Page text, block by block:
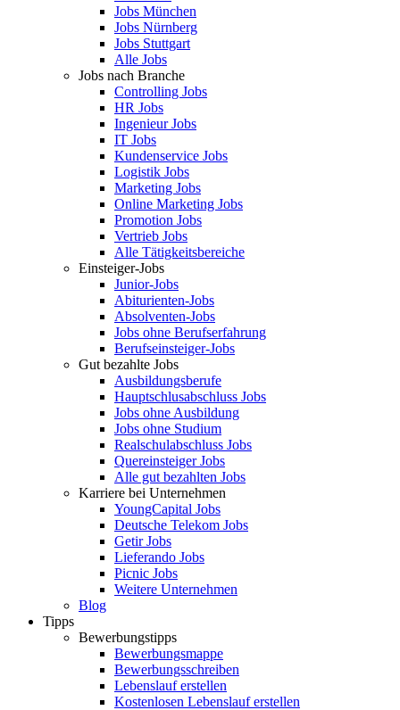
Jobs München
Jobs Nürnberg
Jobs Stuttgart
Alle Jobs
Jobs nach Branche
Controlling Jobs
HR Jobs
Ingenieur Jobs
IT Jobs
Kundenservice Jobs
Logistik Jobs
Marketing Jobs
Online Marketing Jobs
Promotion Jobs
Vertrieb Jobs
Alle Tätigkeitsbereiche
Einsteiger-Jobs
Junior-Jobs
Abiturienten-Jobs
Absolventen-Jobs
Jobs ohne Berufserfahrung
Berufseinsteiger-Jobs
Gut bezahlte Jobs
Ausbildungsberufe
Hauptschlusabschluss Jobs
Jobs ohne Ausbildung
Jobs ohne Studium
Realschulabschluss Jobs
Quereinsteiger Jobs
Alle gut bezahlten Jobs
Karriere bei Unternehmen
YoungCapital Jobs
Deutsche Telekom Jobs
Getir Jobs
Lieferando Jobs
Picnic Jobs
Weitere Unternehmen
Blog
Tipps
Bewerbungstipps
Bewerbungsmappe
Bewerbungsschreiben
Lebenslauf erstellen
Kostenlosen Lebenslauf erstellen